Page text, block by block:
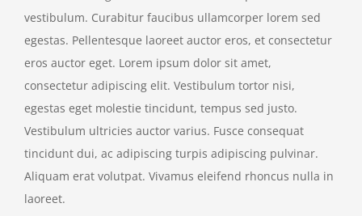
Entrevistas
Área Privada
Contáctanos
vestibulum. Curabitur faucibus ullamcorper lorem sed
egestas. Pellentesque laoreet auctor eros, et consectetur
eros auctor eget. Lorem ipsum dolor sit amet,
consectetur adipiscing elit. Vestibulum tortor nisi,
egestas eget molestie tincidunt, tempus sed justo.
Vestibulum ultricies auctor varius. Fusce consequat
tincidunt dui, ac adipiscing turpis adipiscing pulvinar.
Aliquam erat volutpat. Vivamus eleifend rhoncus nulla in
laoreet.